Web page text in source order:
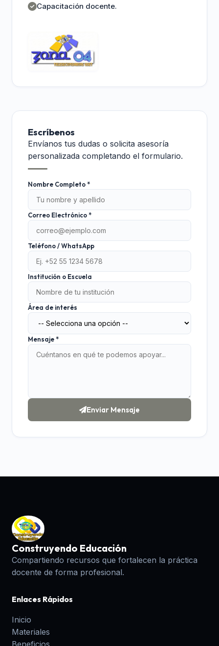
Capacitación docente.
Escríbenos
Envíanos tus dudas o solicita asesoría
personalizada completando el formulario.
Nombre Completo *
Correo Electrónico *
Teléfono / WhatsApp
Institución o Escuela
Área de interés
Mensaje *
Enviar Mensaje
Construyendo Educación
Compartiendo recursos que fortalecen la práctica
docente de forma profesional.
Enlaces Rápidos
Inicio
Materiales
Beneficios